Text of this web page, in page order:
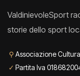
ValdinievoleSport
storie dello sport
⚲ Associazione
✓ Partita Iva